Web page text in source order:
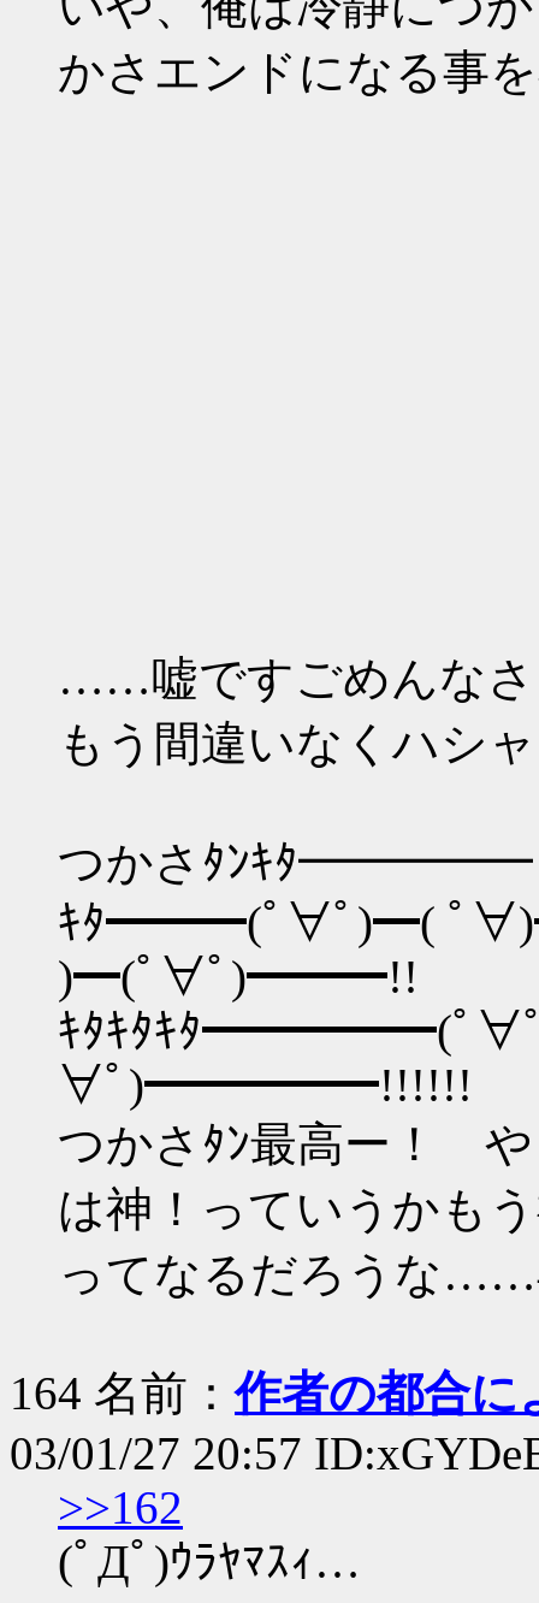
かさエンドになる事
……嘘ですごめんな
もう間違いなくハシ
つかさﾀﾝｷﾀ
ｷﾀ━━━(ﾟ∀ﾟ)━( ﾟ
)━(ﾟ∀ﾟ)━━━!!
ｷﾀｷﾀｷﾀ━━━━━(ﾟ∀ﾟ
∀ﾟ)━━━━━!!!!!!
つかさﾀﾝ最高ー！
は神！っていうかも
ってなるだろうな……
164 名前：作者の都合に
03/01/27 20:57
>>162
(ﾟДﾟ)ｳﾗﾔﾏｽｨ…